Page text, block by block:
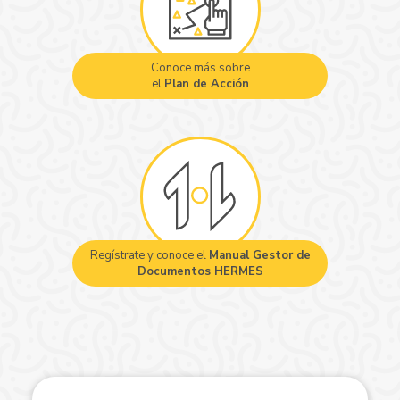
Conoce más sobre
el Plan de Acción
Regístrate y conoce el Manual Gestor de
Documentos HERMES